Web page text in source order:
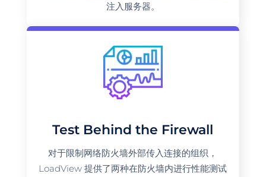
注入服务器。
Test Behind the Firewall
对于限制网络防火墙外部传入连接的组织，
LoadView 提供了两种在防火墙内进行性能测试